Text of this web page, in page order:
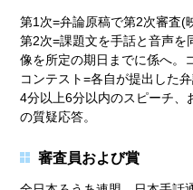
第1次=弁論原稿で第2次審査(
第2次=課題文を手話と音声を
像を所定の期日までに係へ。
コンテスト=各自が提出した
4分以上6分以内のスピーチ、
の質疑応答。
審査員および賞